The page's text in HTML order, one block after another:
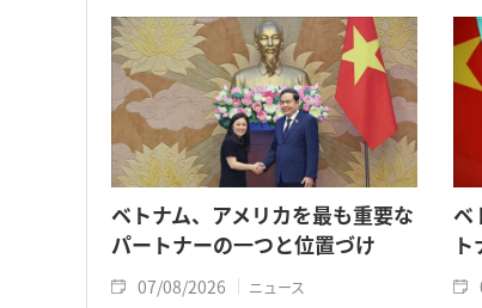
ベトナム、アメリカを最も重要な
パートナーの一つと位置づけ
07/08/2026 ニュース
ベ